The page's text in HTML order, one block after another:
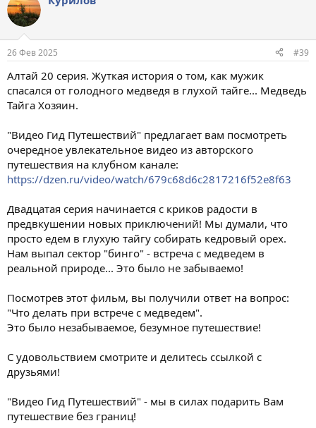
26 Фев 2025 #39
Алтай 20 серия. Жуткая история о том, как мужик
спасался от голодного медведя в глухой тайге... Медведь
Тайга Хозяин.
"Видео Гид Путешествий" предлагает вам посмотреть
очередное увлекательное видео из авторского
путешествия на клубном канале:
https://dzen.ru/video/watch/679c68d6c2817216f52e8f63
Двадцатая серия начинается с криков радости в
предвкушении новых приключений! Мы думали, что
просто едем в глухую тайгу собирать кедровый орех.
Нам выпал сектор "бинго" - встреча с медведем в
реальной природе... Это было не забываемо!
Посмотрев этот фильм, вы получили ответ на вопрос:
"Что делать при встрече с медведем".
Это было незабываемое, безумное путешествие!
С удовольствием смотрите и делитесь ссылкой с
друзьями!
"Видео Гид Путешествий" - мы в силах подарить Вам
путешествие без границ!